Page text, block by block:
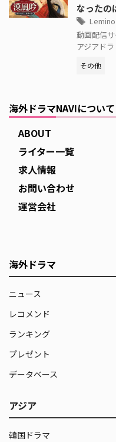
なったの
Lemino
動画配信
アジアド
その他
海外ドラマNAVIについて
ABOUT
ライター一覧
求人情報
お問い合わせ
運営会社
海外ドラマ
ニュース
レコメンド
ランキング
プレゼント
データベース
アジア
韓国ドラマ